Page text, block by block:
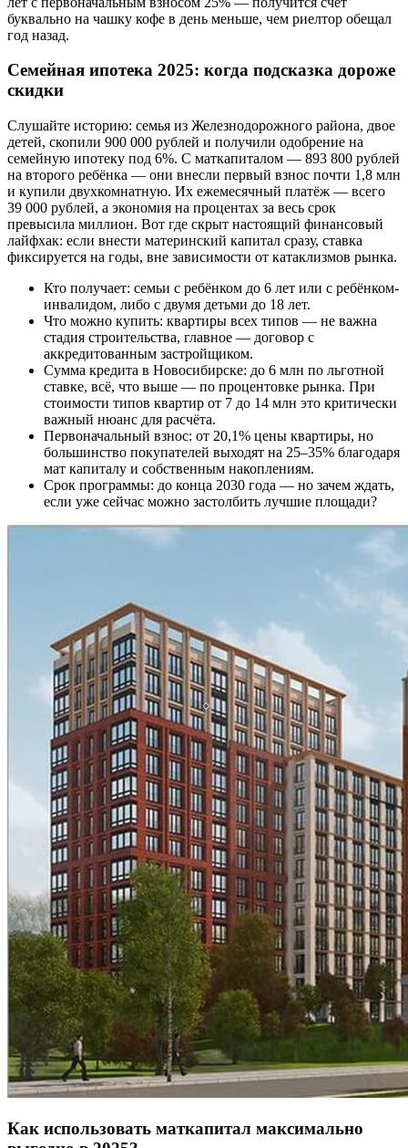
буквально на чашку кофе в день меньше, чем риелтор обещал
год назад.
Семейная ипотека 2025: когда подсказка дороже
скидки
Слушайте историю: семья из Железнодорожного района, двое
детей, скопили 900 000 рублей и получили одобрение на
семейную ипотеку под 6%. С маткапиталом — 893 800 рублей
на второго ребёнка — они внесли первый взнос почти 1,8 млн
и купили двухкомнатную. Их ежемесячный платёж — всего
39 000 рублей, а экономия на процентах за весь срок
превысила миллион. Вот где скрыт настоящий финансовый
лайфхак: если внести материнский капитал сразу, ставка
фиксируется на годы, вне зависимости от катаклизмов рынка.
Кто получает: семьи с ребёнком до 6 лет или с ребёнком-
инвалидом, либо с двумя детьми до 18 лет.
Что можно купить: квартиры всех типов — не важна
стадия строительства, главное — договор с
аккредитованным застройщиком.
Сумма кредита в Новосибирске: до 6 млн по льготной
ставке, всё, что выше — по процентовке рынка. При
стоимости типов квартир от 7 до 14 млн это критически
важный нюанс для расчёта.
Первоначальный взнос: от 20,1% цены квартиры, но
большинство покупателей выходят на 25–35% благодаря
мат капиталу и собственным накоплениям.
Срок программы: до конца 2030 года — но зачем ждать,
если уже сейчас можно застолбить лучшие площади?
Как использовать маткапитал максимально